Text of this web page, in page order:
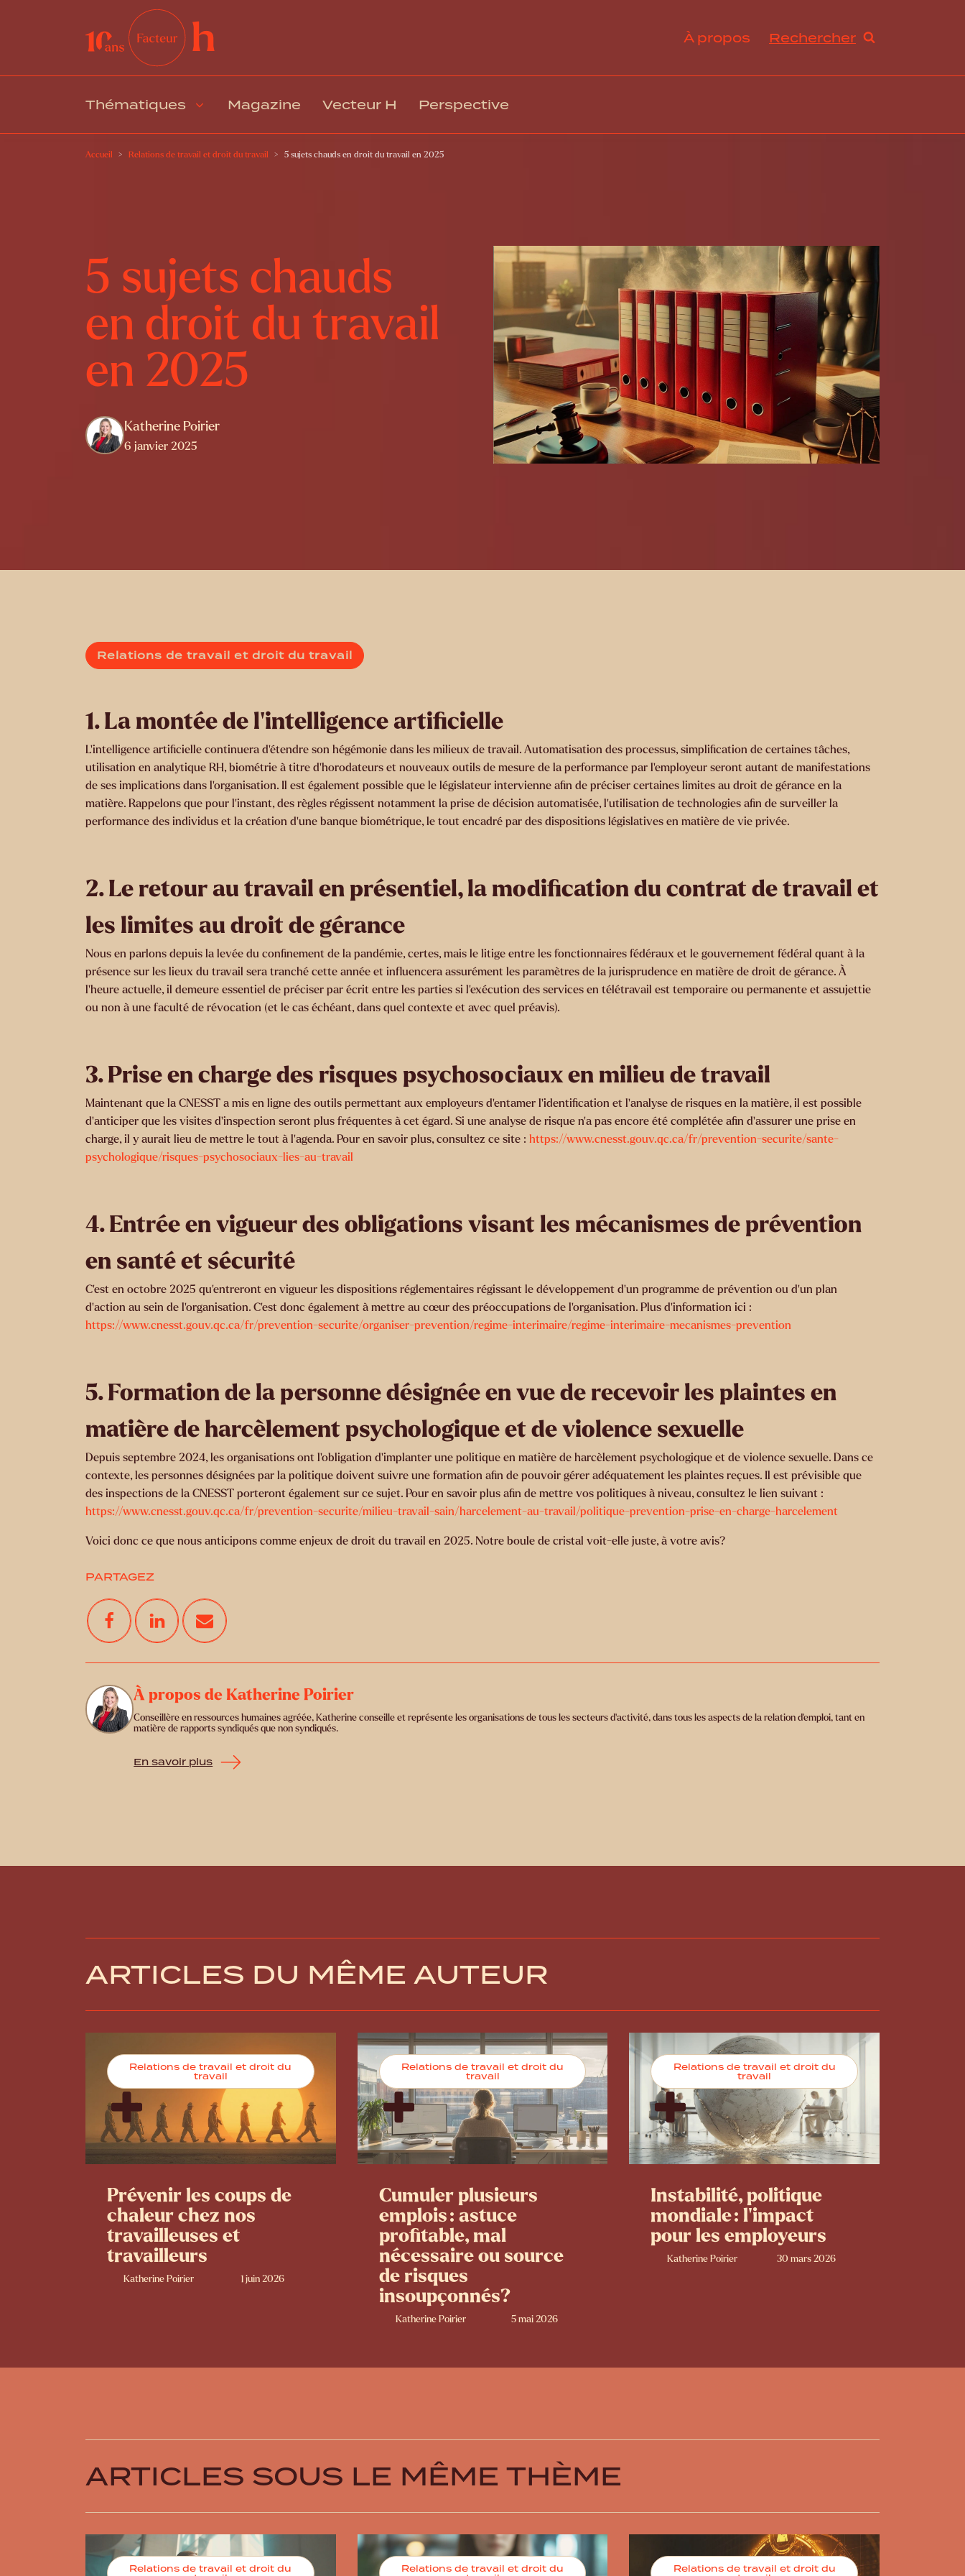
À propos Rechercher
Thématiques
Formation et développement
Gouvernance, excellence opérationnelle et stratégies RH
Santé, sécurité et bien-être au travail
Transformation organisationnelle
Magazine Vecteur H Perspective
Accueil Relations de travail et droit du travail 5 sujets chauds en droit du travail en 2025
5 sujets chauds
en droit du travail
en 2025
Katherine Poirier
6 janvier 2025
Relations de travail et droit du travail
1. La montée de l’intelligence artificielle
L’intelligence artificielle continuera d’étendre son hégémonie dans les milieux de travail. Automatisation des processus, simplification de certaines tâches,
utilisation en analytique RH, biométrie à titre d’horodateurs et nouveaux outils de mesure de la performance par l’employeur seront autant de manifestations
de ses implications dans l’organisation. Il est également possible que le législateur intervienne afin de préciser certaines limites au droit de gérance en la
matière. Rappelons que pour l’instant, des règles régissent notamment la prise de décision automatisée, l’utilisation de technologies afin de surveiller la
performance des individus et la création d’une banque biométrique, le tout encadré par des dispositions législatives en matière de vie privée.
2. Le retour au travail en présentiel, la modification du contrat de travail et
les limites au droit de gérance
Nous en parlons depuis la levée du confinement de la pandémie, certes, mais le litige entre les fonctionnaires fédéraux et le gouvernement fédéral quant à la
présence sur les lieux du travail sera tranché cette année et influencera assurément les paramètres de la jurisprudence en matière de droit de gérance. À
l’heure actuelle, il demeure essentiel de préciser par écrit entre les parties si l’exécution des services en télétravail est temporaire ou permanente et assujettie
ou non à une faculté de révocation (et le cas échéant, dans quel contexte et avec quel préavis).
3. Prise en charge des risques psychosociaux en milieu de travail
Maintenant que la CNESST a mis en ligne des outils permettant aux employeurs d’entamer l’identification et l’analyse de risques en la matière, il est possible
d’anticiper que les visites d’inspection seront plus fréquentes à cet égard. Si une analyse de risque n’a pas encore été complétée afin d’assurer une prise en
charge, il y aurait lieu de mettre le tout à l’agenda. Pour en savoir plus, consultez ce site : https://www.cnesst.gouv.qc.ca/fr/prevention-securite/sante-
psychologique/risques-psychosociaux-lies-au-travail
4. Entrée en vigueur des obligations visant les mécanismes de prévention
en santé et sécurité
C’est en octobre 2025 qu’entreront en vigueur les dispositions réglementaires régissant le développement d’un programme de prévention ou d’un plan
d’action au sein de l’organisation. C’est donc également à mettre au cœur des préoccupations de l’organisation. Plus d’information ici :
https://www.cnesst.gouv.qc.ca/fr/prevention-securite/organiser-prevention/regime-interimaire/regime-interimaire-mecanismes-prevention
5. Formation de la personne désignée en vue de recevoir les plaintes en
matière de harcèlement psychologique et de violence sexuelle
Depuis septembre 2024, les organisations ont l’obligation d’implanter une politique en matière de harcèlement psychologique et de violence sexuelle. Dans ce
contexte, les personnes désignées par la politique doivent suivre une formation afin de pouvoir gérer adéquatement les plaintes reçues. Il est prévisible que
des inspections de la CNESST porteront également sur ce sujet. Pour en savoir plus afin de mettre vos politiques à niveau, consultez le lien suivant :
https://www.cnesst.gouv.qc.ca/fr/prevention-securite/milieu-travail-sain/harcelement-au-travail/politique-prevention-prise-en-charge-harcelement
Voici donc ce que nous anticipons comme enjeux de droit du travail en 2025. Notre boule de cristal voit-elle juste, à votre avis?
PARTAGEZ
À propos de Katherine Poirier
Conseillère en ressources humaines agréée, Katherine conseille et représente les organisations de tous les secteurs d’activité, dans tous les aspects de la relation d’emploi, tant en
matière de rapports syndiqués que non syndiqués.
En savoir plus
ARTICLES DU MÊME AUTEUR
Relations de travail et droit du
travail
Prévenir les coups de
chaleur chez nos
travailleuses et
travailleurs
Katherine Poirier 1 juin 2026
Relations de travail et droit du
travail
Cumuler plusieurs
emplois : astuce
profitable, mal
nécessaire ou source
de risques
insoupçonnés?
Katherine Poirier 5 mai 2026
Relations de travail et droit du
travail
Instabilité, politique
mondiale : l’impact
pour les employeurs
Katherine Poirier 30 mars 2026
ARTICLES SOUS LE MÊME THÈME
Relations de travail et droit du Relations de travail et droit du Relations de travail et droit du